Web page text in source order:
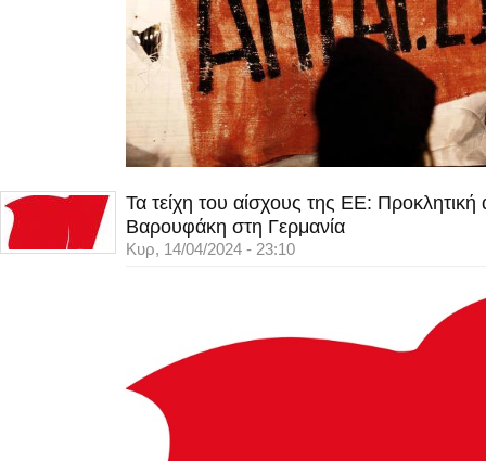
Τα τείχη του αίσχους της ΕΕ:
Βαρουφάκη στη Γερμανία
Κυρ, 14/04/2024 - 23:10